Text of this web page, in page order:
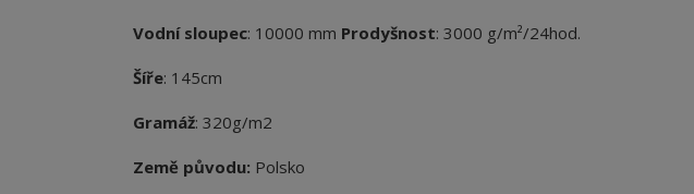
Vodní sloupec: 10000 mm Prodyšnost: 3000 g/m²/24hod.
Šíře: 145cm
Gramáž: 320g/m2
Země původu: Polsko